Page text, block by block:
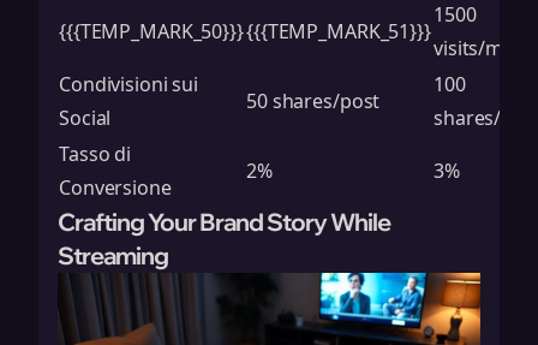
{{{TEMP_MARK_50}}}{{{TEMP_MARK_51}}}
1500
visits/
Condivisioni sui
Social
50 shares/post
100
shares/
Tasso di
Conversione
2% 3%
Crafting Your Brand Story While
Streaming